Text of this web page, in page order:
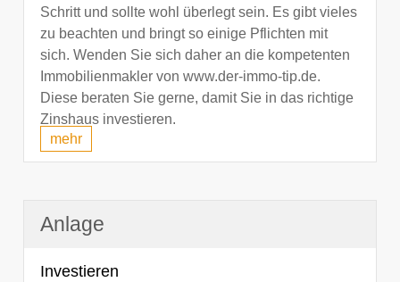
Schritt und sollte wohl überlegt sein. Es gibt vieles
zu beachten und bringt so einige Pflichten mit
sich. Wenden Sie sich daher an die kompetenten
Immobilienmakler von www.der-immo-tip.de.
Diese beraten Sie gerne, damit Sie in das richtige
Zinshaus investieren.
mehr
Anlage
Investieren